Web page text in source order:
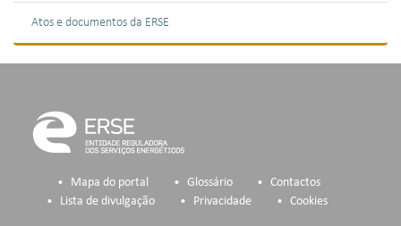
Atos e documentos da ERSE
Mapa do portal Glossário
Contactos
Lista de divulgação
Privacidade Cookies